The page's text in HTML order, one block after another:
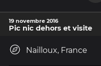
19 novembre 2016
Pic nic dehors et visite
Nailloux, France